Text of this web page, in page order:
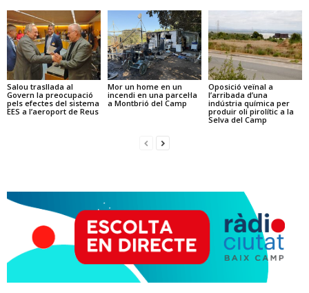
Salou trasllada al
Govern la preocupació
pels efectes del sistema
EES a l’aeroport de Reus
Mor un home en un
incendi en una parcel·la
a Montbrió del Camp
Oposició veïnal a
l’arribada d’una
indústria química per
produir oli pirolític a la
Selva del Camp